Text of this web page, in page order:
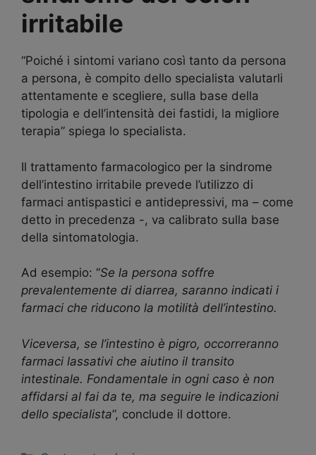
irritabile
“Poiché i sintomi variano così tanto da persona
a persona, è compito dello specialista valutarli
attentamente e scegliere, sulla base della
tipologia e dell’intensità dei fastidi, la migliore
terapia” spiega lo specialista.
Il trattamento farmacologico per la sindrome
dell’intestino irritabile prevede l’utilizzo di
farmaci antispastici e antidepressivi, ma – come
detto in precedenza -, va calibrato sulla base
della sintomatologia.
Ad esempio: “Se la persona soffre
prevalentemente di diarrea, saranno indicati i
farmaci che riducono la motilità dell’intestino.
Viceversa, se l’intestino è pigro, occorreranno
farmaci lassativi che aiutino il transito
intestinale. Fondamentale in ogni caso è non
affidarsi al fai da te, ma seguire le indicazioni
dello specialista”, conclude il dottore.